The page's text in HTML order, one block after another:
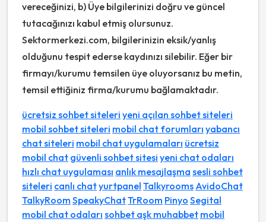
vereceğinizi, b) Üye bilgilerinizi doğru ve güncel
tutacağınızı kabul etmiş olursunuz.
Sektormerkezi.com, bilgilerinizin eksik/yanlış
olduğunu tespit ederse kaydınızı silebilir. Eğer bir
firmayı/kurumu temsilen üye oluyorsanız bu metin,
temsil ettiğiniz firma/kurumu bağlamaktadır.
ücretsiz sohbet siteleri yeni açılan sohbet siteleri
mobil sohbet siteleri mobil chat forumları yabancı
chat siteleri mobil chat uygulamaları ücretsiz
mobil chat güvenli sohbet sitesi yeni chat odaları
hızlı chat uygulaması anlık mesajlaşma sesli sohbet
siteleri canlı chatyurtpanel Talkyrooms AvidoChat
TalkyRoom SpeakyChatTrRoom Pinyo Segital
mobil chat odaları sohbet aşk muhabbet mobil